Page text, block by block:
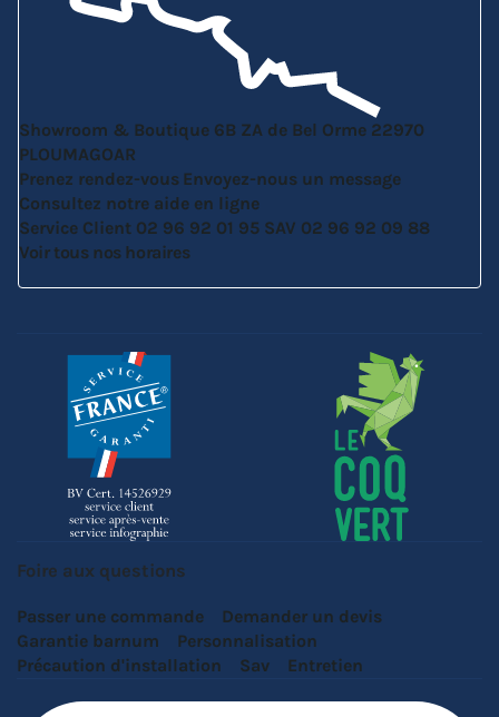
Showroom & Boutique 6B ZA de Bel Orme 22970
PLOUMAGOAR
Prenez rendez-vous Envoyez-nous un message
Consultez notre aide en ligne
Service Client 02 96 92 01 95 SAV 02 96 92 09 88
Voir tous nos horaires
Foire aux questions
Passer une commande
Demander un devis
Garantie barnum
Personnalisation
Précaution d'installation
Sav Entretien